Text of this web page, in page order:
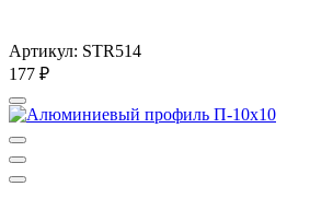
Артикул: STR514
177 ₽